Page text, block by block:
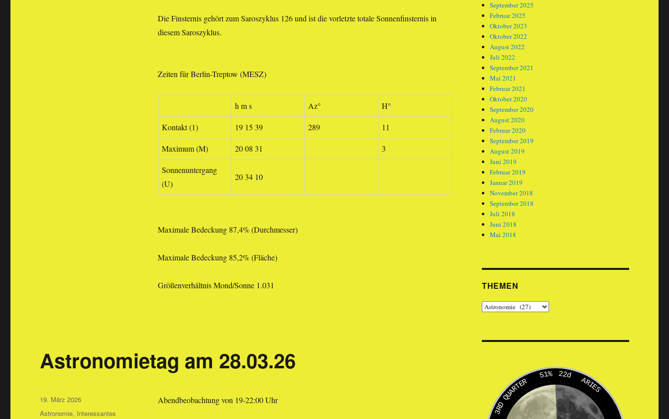
Die Finsternis gehört zum Saroszyklus 126 und ist die vorletzte totale Sonnenfinsternis in
diesem Saroszyklus.
Zeiten für Berlin-Treptow (MESZ)
h m s Az° H°
Kontakt (1) 19 15 39 289 11
Maximum (M) 20 08 31 3
Sonnenuntergang
(U)
20 34 10
Maximale Bedeckung 87,4% (Durchmesser)
Maximale Bedeckung 85,2% (Fläche)
Größenverhältnis Mond/Sonne 1.031
Astronomietag am 28.03.26
Abendbeobachtung von 19-22:00 Uhr
Veröffentlicht
am
19. März 2026
Kategorien
Astronomie, Interessantes
September 2025
Februar 2025
Oktober 2023
Oktober 2022
August 2022
Juli 2022
September 2021
Mai 2021
Februar 2021
Oktober 2020
September 2020
August 2020
Februar 2020
September 2019
August 2019
Juni 2019
Februar 2019
Januar 2019
November 2018
September 2018
Juli 2018
Juni 2018
Mai 2018
THEMEN
Themen
51% 22d
ARIES
3RD QUARTER